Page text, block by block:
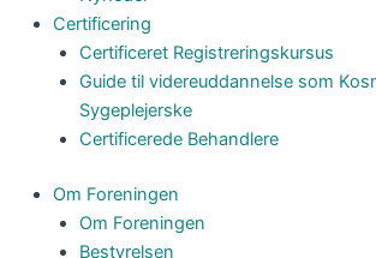
Certificering
Certificeret Registreringskursus
Guide til videreuddannelse som
Sygeplejerske
Certificerede Behandlere
Om Foreningen
Om Foreningen
Bestyrelsen